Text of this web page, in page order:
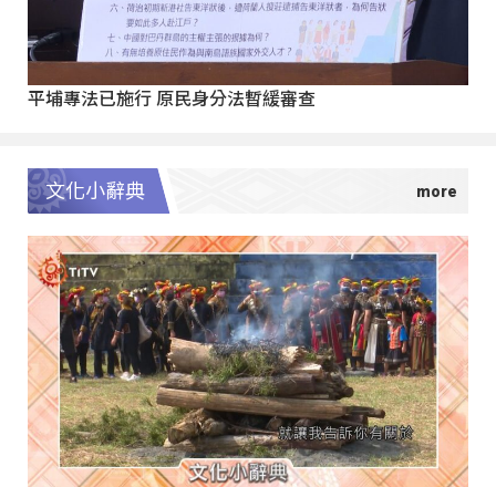
平埔專法已施行 原民身分法暫緩審查
文化小辭典